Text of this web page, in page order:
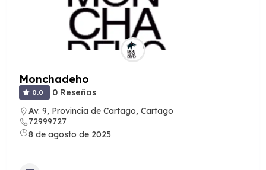
Monchadeho
0.0
0 Reseñas
Av. 9, Provincia de Cartago, Cartago
72999727
8 de agosto de 2025